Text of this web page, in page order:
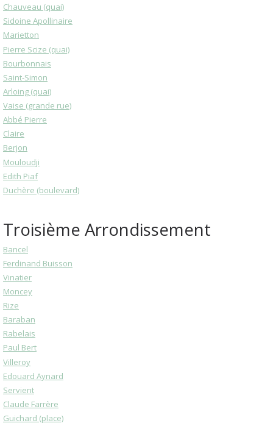
Chauveau (quai)
Sidoine Apollinaire
Marietton
Pierre Scize (quai)
Bourbonnais
Saint-Simon
Arloing (quai)
Vaise (grande rue)
Abbé Pierre
Claire
Berjon
Mouloudji
Edith Piaf
Duchère (boulevard)
Troisième Arrondissement
Bancel
Ferdinand Buisson
Vinatier
Moncey
Rize
Baraban
Rabelais
Paul Bert
Villeroy
Edouard Aynard
Servient
Claude Farrère
Guichard (place)